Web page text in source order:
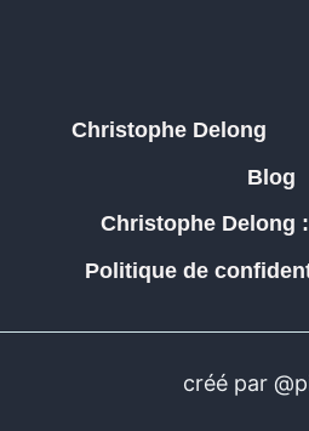
Christophe Delong
Blog
Christophe Delong
Politique de
créé par